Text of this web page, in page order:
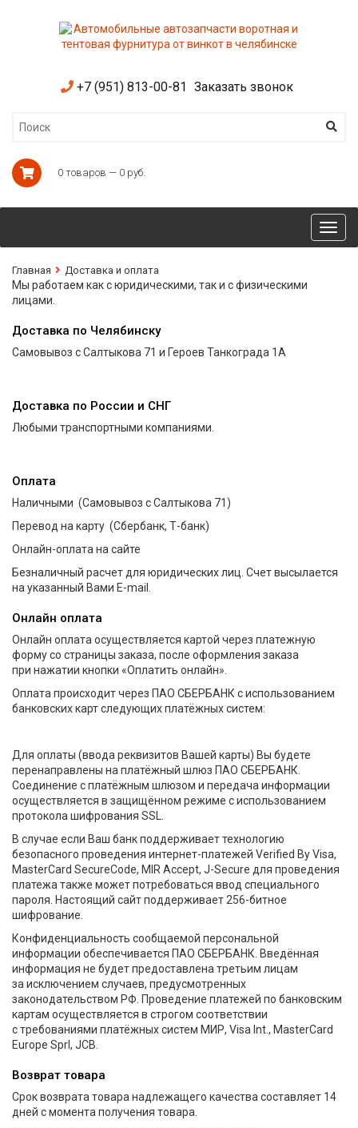
+7 (951) 813-00-81 Заказать звонок
0 товаров — 0 руб.
Главная Доставка и оплата
Мы работаем как с юридическими, так и с физическими
лицами.
Доставка по Челябинску
Самовывоз с Салтыкова 71 и Героев Танкограда 1А
Доставка по России и СНГ
Любыми транспортными компаниями.
Оплата
Наличными (Самовывоз с Салтыкова 71)
Перевод на карту (Сбербанк, Т-банк)
Онлайн-оплата на сайте
Безналичный расчет для юридических лиц. Счет высылается
на указанный Вами E-mail.
Онлайн оплата
Онлайн оплата осуществляется картой через платежную
форму со страницы заказа, после оформления заказа
при нажатии кнопки «Оплатить онлайн».
Оплата происходит через ПАО СБЕРБАНК с использованием
банковских карт следующих платёжных систем:
Для оплаты (ввода реквизитов Вашей карты) Вы будете
перенаправлены на платёжный шлюз ПАО СБЕРБАНК.
Соединение с платёжным шлюзом и передача информации
осуществляется в защищённом режиме с использованием
протокола шифрования SSL.
В случае если Ваш банк поддерживает технологию
безопасного проведения интернет-платежей Verified By Visa,
MasterCard SecureCode, MIR Accept, J-Secure для проведения
платежа также может потребоваться ввод специального
пароля. Настоящий сайт поддерживает 256-битное
шифрование.
Конфиденциальность сообщаемой персональной
информации обеспечивается ПАО СБЕРБАНК. Введённая
информация не будет предоставлена третьим лицам
за исключением случаев, предусмотренных
законодательством РФ. Проведение платежей по банковским
картам осуществляется в строгом соответствии
с требованиями платёжных систем МИР, Visa Int., MasterCard
Europe Sprl, JCB.
Возврат товара
Срок возврата товара надлежащего качества составляет 14
дней с момента получения товара.